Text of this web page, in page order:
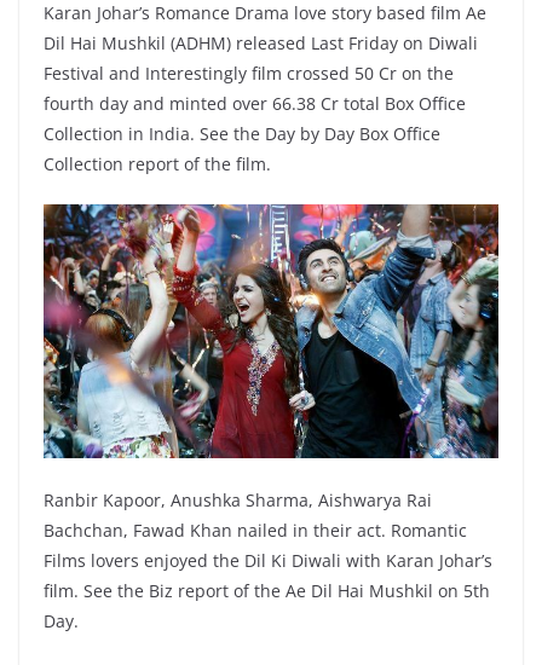
Karan Johar’s Romance Drama love story based film Ae
Dil Hai Mushkil (ADHM) released Last Friday on Diwali
Festival and Interestingly film crossed 50 Cr on the
fourth day and minted over 66.38 Cr total Box Office
Collection in India. See the Day by Day Box Office
Collection report of the film.
Ranbir Kapoor, Anushka Sharma, Aishwarya Rai
Bachchan, Fawad Khan nailed in their act. Romantic
Films lovers enjoyed the Dil Ki Diwali with Karan Johar’s
film. See the Biz report of the Ae Dil Hai Mushkil on 5th
Day.